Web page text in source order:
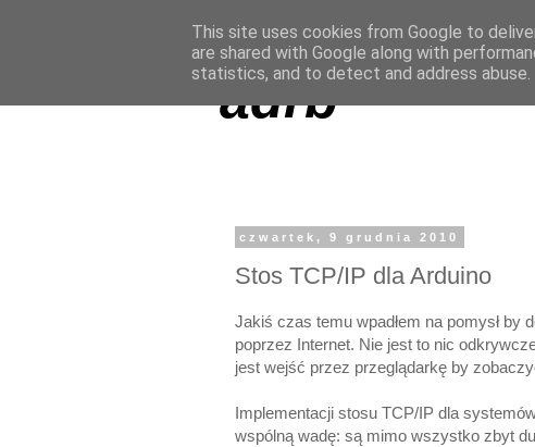
adrb
czwartek, 9 grudnia 2010
Stos TCP/IP dla Arduino
Jakiś czas temu wpadłem na pomysł by
poprzez Internet. Nie jest to nic
jest wejść przez przeglądarkę by
Implementacji stosu TCP/IP dla
wspólną wadę: są mimo wszystko zbyt
This site uses cookies from Google to
are shared with Google along with
statistics, and to detect and address abuse.